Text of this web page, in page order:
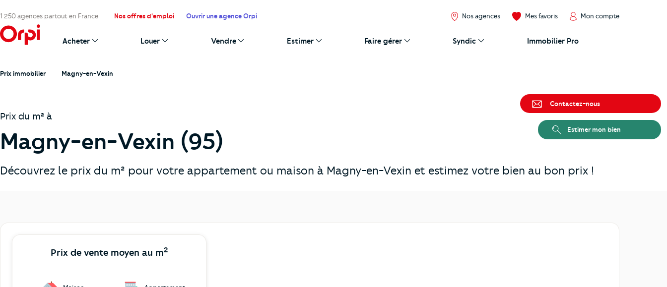
1 250 agences partout en France Nos offres d'emploi Ouvrir une agence Orpi Nos agences Mes favoris Mon compte
Acheter Louer Vendre Estimer Faire gérer Syndic Immobilier Pro
Prix immobilier Magny-en-Vexin
Prix du m² à
Magny-en-Vexin (95)
Découvrez le prix du m² pour votre appartement ou maison à Magny-en-Vexin et estimez votre bien au bon prix !
Prix de vente moyen au m2
Contactez-nous
Estimer mon bien